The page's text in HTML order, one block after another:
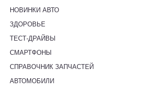
НОВИНКИ АВТО
ЗДОРОВЬЕ
ТЕСТ-ДРАЙВЫ
СМАРТФОНЫ
СПРАВОЧНИК ЗАПЧАСТЕЙ
АВТОМОБИЛИ